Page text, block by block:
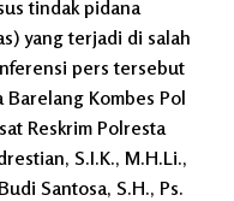
tindak pidana
yang terjadi di salah
pers tersebut
Kombes Pol
Reskrim Polresta
S.I.K., M.H.Li.,
Santosa, S.H., Ps.